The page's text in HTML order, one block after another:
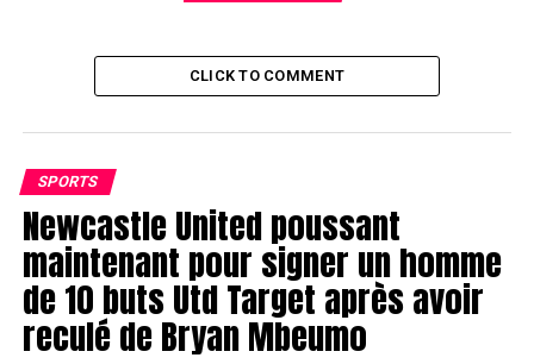
CLICK TO COMMENT
SPORTS
Newcastle United poussant
maintenant pour signer un homme
de 10 buts Utd Target après avoir
reculé de Bryan Mbeumo